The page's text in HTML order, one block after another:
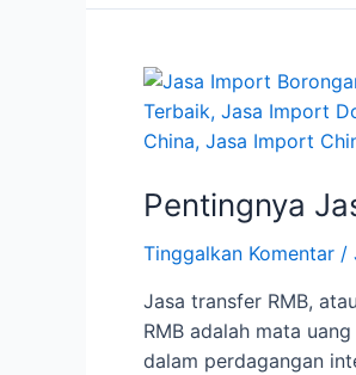
Pentingnya
Tinggalkan Komentar /
Jasa transfer RMB,
RMB adalah mata
dalam perdagangan